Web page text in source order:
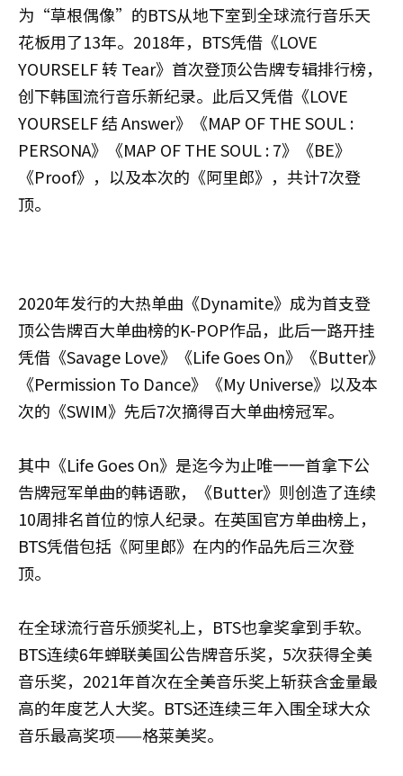
为“草根偶像”的BTS从地下室到全球流行音乐天
花板用了13年。2018年，BTS凭借《LOVE
YOURSELF 转 Tear》首次登顶公告牌专辑排行榜，
创下韩国流行音乐新纪录。此后又凭借《LOVE
YOURSELF 结 Answer》《MAP OF THE SOUL :
PERSONA》《MAP OF THE SOUL : 7》《BE》
《Proof》，以及本次的《阿里郎》，共计7次登
顶。
2020年发行的大热单曲《Dynamite》成为首支登
顶公告牌百大单曲榜的K-POP作品，此后一路开挂
凭借《Savage Love》《Life Goes On》《Butter》
《Permission To Dance》《My Universe》以及本
次的《SWIM》先后7次摘得百大单曲榜冠军。
其中《Life Goes On》是迄今为止唯一一首拿下公
告牌冠军单曲的韩语歌，《Butter》则创造了连续
10周排名首位的惊人纪录。在英国官方单曲榜上，
BTS凭借包括《阿里郎》在内的作品先后三次登
顶。
在全球流行音乐颁奖礼上，BTS也拿奖拿到手软。
BTS连续6年蝉联美国公告牌音乐奖，5次获得全美
音乐奖，2021年首次在全美音乐奖上斩获含金量最
高的年度艺人大奖。BTS还连续三年入围全球大众
音乐最高奖项——格莱美奖。